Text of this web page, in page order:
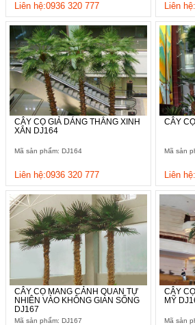
Liên hệ:0936 320 777 Liên
CÂY CỌ GIẢ DÁNG THẲNG XINH
XẮN DJ164
Mã sản phẩm: DJ164
Liên hệ:0936 320 777
CÂY
Mã sản
Liên
CÂY CỌ MANG CẢNH QUAN TỰ
NHIÊN VÀO KHÔNG GIAN SỐNG
DJ167
Mã sản phẩm: DJ167
CÂY
MỸ
Mã sản